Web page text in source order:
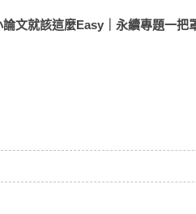
文就該這麼Easy｜永續專題一把